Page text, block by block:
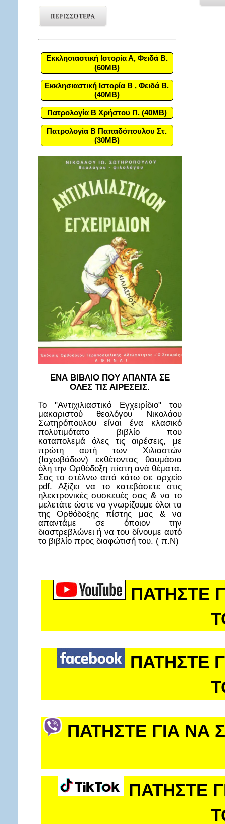
ΠΕΡΙΣΣΟΤΕΡΑ
Εκκλησιαστική Ιστορία Α, Φειδά Β.
(60MB)
Εκκλησιαστική Ιστορία Β , Φειδά Β.
(40MB)
Πατρολογία Β Χρήστου Π. (40MB)
Πατρολογία Β Παπαδόπουλου Στ.
(30MB)
ΕΝΑ ΒΙΒΛΙΟ ΠΟΥ ΑΠΑΝΤΑ ΣΕ
ΟΛΕΣ ΤΙΣ ΑΙΡΕΣΕΙΣ.
Το "Αντιχιλιαστικό Εγχειρίδιο" του
μακαριστού θεολόγου Νικολάου
Σωτηρόπουλου είναι ένα κλασικό
πολυτιμότατο βιβλίο που
καταπολεμά όλες τις αιρέσεις, με
πρώτη αυτή των Χιλιαστών
(Ιαχωβάδων) εκθέτοντας θαυμάσια
όλη την Ορθόδοξη πίστη ανά θέματα.
Σας το στέλνω από κάτω σε αρχείο
pdf. Αξίζει να το κατεβάσετε στις
ηλεκτρονικές συσκευές σας & να το
μελετάτε ώστε να γνωρίζουμε όλοι τα
της Ορθόδοξης πίστης μας & να
απαντάμε σε όποιον την
διαστρεβλώνει ή να του δίνουμε αυτό
το βιβλίο προς διαφώτισή του. ( π.Ν)
ΠΑΤΗΣΤΕ
ΠΑΤΗΣΤΕ
ΠΑΤΗΣΤΕ ΓΙΑ ΝΑ
ΠΑΤΗΣΤΕ